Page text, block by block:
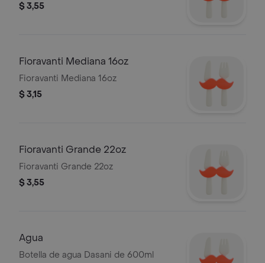
$ 3,55
Fioravanti Mediana 16oz
Fioravanti Mediana 16oz
$ 3,15
Fioravanti Grande 22oz
Fioravanti Grande 22oz
$ 3,55
Agua
Botella de agua Dasani de 600ml